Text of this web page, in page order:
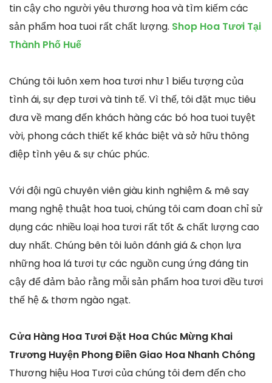
tin cậy cho người yêu thương hoa và tìm kiếm các
sản phẩm hoa tuoi rất chất lượng. Shop Hoa Tươi Tại
Thành Phố Huế
Chúng tôi luôn xem hoa tươi như 1 biểu tượng của
tình ái, sự đẹp tươi và tinh tế. Vì thế, tôi đặt mục tiêu
đưa về mang đến khách hàng các bó hoa tuoi tuyệt
vời, phong cách thiết kế khác biệt và sở hữu thông
điệp tình yêu & sự chúc phúc.
Với đội ngũ chuyên viên giàu kinh nghiệm & mê say
mang nghệ thuật hoa tuoi, chúng tôi cam đoan chỉ sử
dụng các nhiều loại hoa tươi rất tốt & chất lượng cao
duy nhất. Chúng bên tôi luôn đánh giá & chọn lựa
những hoa lá tươi tự các nguồn cung ứng đáng tin
cậy để đảm bảo rằng mỗi sản phẩm hoa tươi đều tươi
thế hệ & thơm ngào ngạt.
Cửa Hàng Hoa Tươi Đặt Hoa Chúc Mừng Khai
Trương Huyện Phong Điền Giao Hoa Nhanh Chóng
Thương hiệu Hoa Tươi của chúng tôi đem đến cho